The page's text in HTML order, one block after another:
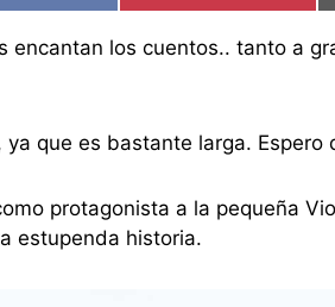
encantan los cuentos.. tanto a
que es bastante larga. Espero
protagonista a la pequeña
estupenda historia.